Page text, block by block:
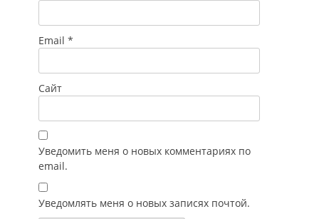
Email *
Сайт
Уведомить меня о новых комментариях по
email.
Уведомлять меня о новых записях почтой.